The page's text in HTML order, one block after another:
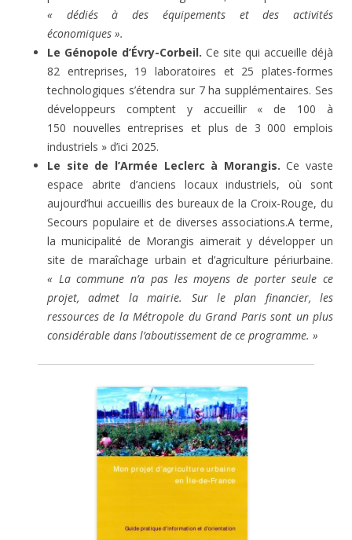
« dédiés à des équipements et des activités
économiques ».
Le Génopole d’Évry-Corbeil. Ce site qui accueille déjà
82 entreprises, 19 laboratoires et 25 plates-formes
technologiques s’étendra sur 7 ha supplémentaires. Ses
développeurs comptent y accueillir « de 100 à
150 nouvelles entreprises et plus de 3 000 emplois
industriels » d’ici 2025.
Le site de l’Armée Leclerc à Morangis.Ce vaste
espace abrite d’anciens locaux industriels, où sont
aujourd’hui accueillis des bureaux de la Croix-Rouge, du
Secours populaire et de diverses associations.A terme,
la municipalité de Morangis aimerait y développer un
site de maraîchage urbain et d’agriculture périurbaine.
« La commune n’a pas les moyens de porter seule ce
projet, admet la mairie. Sur le plan financier, les
ressources de la Métropole du Grand Paris sont un plus
considérable dans l’aboutissement de ce programme. »